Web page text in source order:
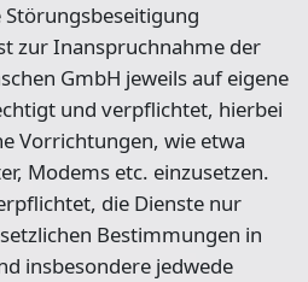
Störungsbeseitigung
zur Inanspruchnahme der
GmbH jeweils auf eigene
und verpflichtet, hierbei
Vorrichtungen, wie etwa
Modems etc. einzusetzen.
die Dienste nur
Bestimmungen in
insbesondere jedwede